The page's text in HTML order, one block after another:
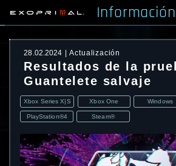
Información
28.02.2024 Actualización
Resultados de la
Guantelete salvaje
Xbox Series X|S Xbox One Windows
PlayStation®4 Steam®